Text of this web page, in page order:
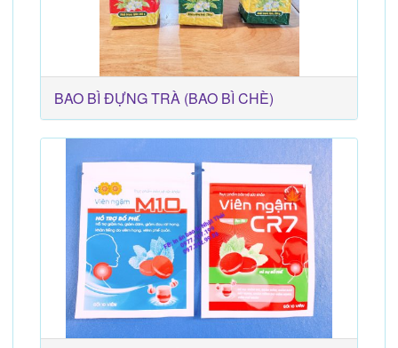
BAO BÌ ĐỰNG TRÀ (BAO BÌ CHÈ)